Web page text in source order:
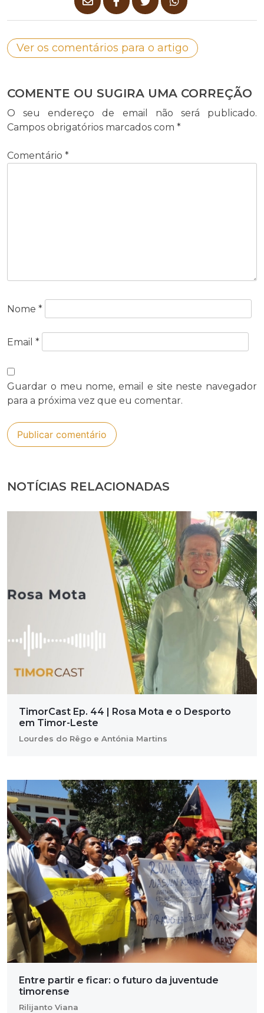
Ver os comentários para o artigo
COMENTE OU SUGIRA UMA CORREÇÃO
O seu endereço de email não será publicado.
Campos obrigatórios marcados com *
Comentário *
Nome *
Email *
Guardar o meu nome, email e site neste navegador
para a próxima vez que eu comentar.
NOTÍCIAS RELACIONADAS
TimorCast Ep. 44 | Rosa Mota e o Desporto
em Timor-Leste
Lourdes do Rêgo e Antónia Martins
Entre partir e ficar: o futuro da juventude
timorense
Rilijanto Viana